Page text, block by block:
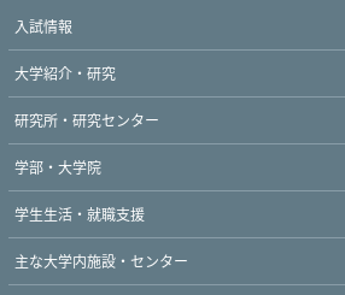
入試情報
大学紹介・研究
研究所・研究センター
学部・大学院
学生生活・就職支援
主な大学内施設・センター